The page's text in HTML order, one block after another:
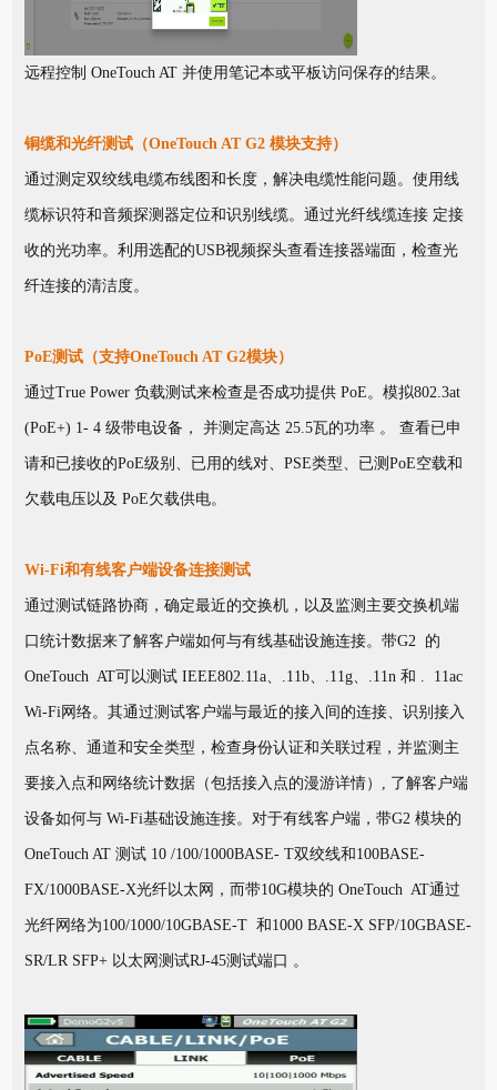
远程控制 OneTouch AT 并使用笔记本或平板访问保存的结果。
铜缆和光纤测试（OneTouch AT G2 模块支持）
通过测定双绞线电缆布线图和长度，解决电缆性能问题。使用线
缆标识符和音频探测器定位和识别线缆。通过光纤线缆连接 定接
收的光功率。利用选配的USB视频探头查看连接器端面，检查光
纤连接的清洁度。
PoE测试（支持OneTouch AT G2模块）
通过True Power 负载测试来检查是否成功提供 PoE。模拟802.3at
(PoE+) 1- 4 级带电设备， 并测定高达 25.5瓦的功率 。 查看已申
请和已接收的PoE级别、已用的线对、PSE类型、已测PoE空载和
欠载电压以及 PoE欠载供电。
Wi-Fi和有线客户端设备连接测试
通过测试链路协商，确定最近的交换机，以及监测主要交换机端
口统计数据来了解客户端如何与有线基础设施连接。带G2 的
OneTouch AT可以测试 IEEE802.11a、.11b、.11g、.11n 和 . 11ac
Wi-Fi网络。其通过测试客户端与最近的接入间的连接、识别接入
点名称、通道和安全类型，检查身份认证和关联过程，并监测主
要接入点和网络统计数据（包括接入点的漫游详情）, 了解客户端
设备如何与 Wi-Fi基础设施连接。对于有线客户端，带G2 模块的
OneTouch AT 测试 10 /100/1000BASE- T双绞线和100BASE-
FX/1000BASE-X光纤以太网，而带10G模块的 OneTouch AT通过
光纤网络为100/1000/10GBASE-T 和1000 BASE-X SFP/10GBASE-
SR/LR SFP+ 以太网测试RJ-45测试端口 。